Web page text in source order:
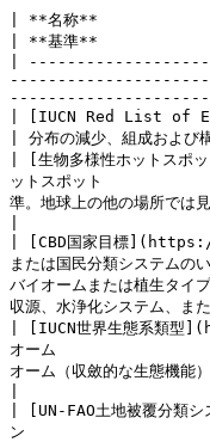
| **名称**
| **基準**
|
| [IUCN Red List
| 分布の減少、
| [生物多様性ホッ
ットスポット
準。地球上の他の場所では
| [CBD国家目標
または国民分類
バイオームまたは植生タイ
収源、水浄化システム、
| [IUCN世界生
オーム
オーム（収斂的な生態機能
| [UN-FAO土地被覆
ン